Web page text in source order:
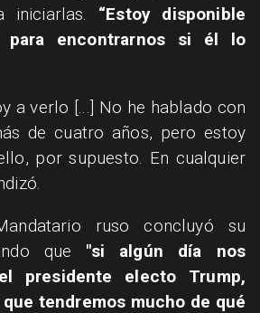
iniciarlas. “Estoy disponible
para encontrarnos si él lo
a verlo [...] No he hablado con
de cuatro años, pero estoy
por supuesto. En cualquier
ruso concluyó su
que "si algún día nos
presidente electo Trump,
tendremos mucho de qué